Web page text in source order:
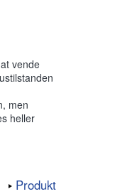
vende
men
heller
Produkt